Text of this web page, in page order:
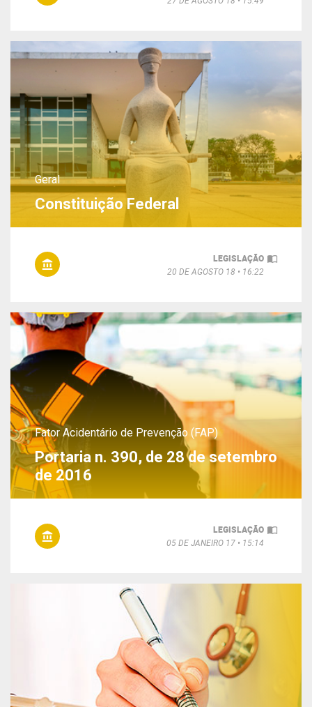
Geral
Constituição Federal
LEGISLAÇÃO
20 DE AGOSTO 18
16:22
Fator Acidentário de Prevenção (FAP)
Portaria n. 390, de 28 de setembro
de 2016
LEGISLAÇÃO
05 DE JANEIRO 17
15:14